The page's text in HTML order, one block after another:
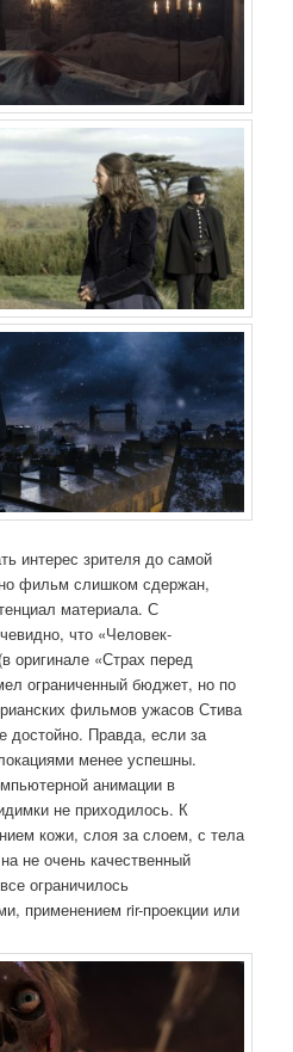
интерес зрителя до самой
фильм слишком сдержан,
материала. С
что «Человек-
оригинале «Страх перед
ограниченный бюджет, но по
фильмов ужасов Стива
достойно. Правда, если за
менее успешны.
анимации в
не приходилось. К
кожи, слоя за слоем, с тела
не очень качественный
ограничилось
применением rir-проекции или